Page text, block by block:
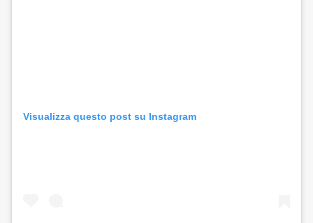
Visualizza questo post su Instagram